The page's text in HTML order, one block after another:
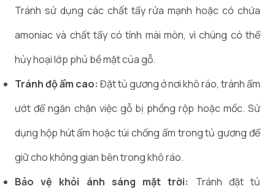
Tránh sử dụng các chất tẩy rửa mạnh hoặc có chứa
amoniac và chất tẩy có tính mài mòn, vì chúng có thể
hủy hoại lớp phủ bề mặt của gỗ.
Tránh độ ẩm cao: Đặt tủ gương ở nơi khô ráo, tránh ẩm
ướt để ngăn chặn việc gỗ bị phồng rộp hoặc mốc. Sử
dụng hộp hút ẩm hoặc túi chống ẩm trong tủ gương để
giữ cho không gian bên trong khô ráo.
Bảo vệ khỏi ánh sáng mặt trời:
Tránh đặt tủ